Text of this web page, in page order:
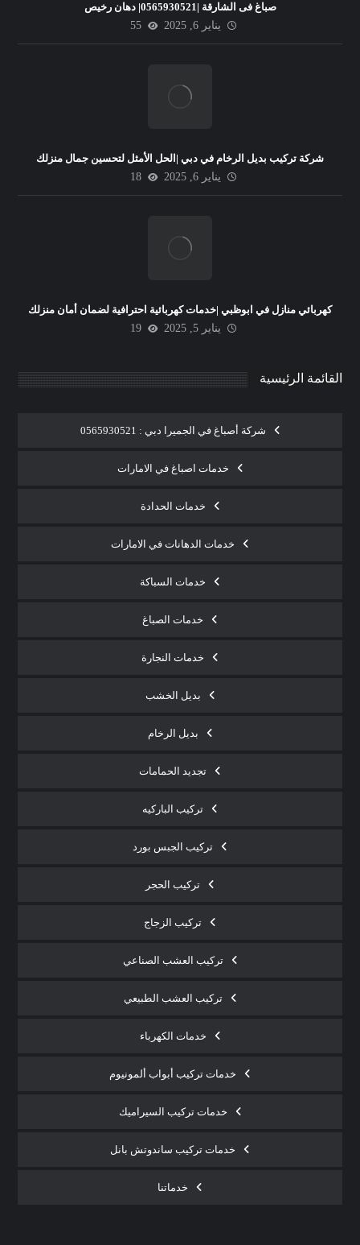
صباغ فى الشارقة |0565930521| دهان رخيص
يناير 6, 2025
55
شركة تركيب بديل الرخام في دبي |الحل الأمثل لتحسين جمال منزلك
يناير 6, 2025
18
كهربائي منازل في ابوظبي |خدمات كهربائية احترافية لضمان أمان منزلك
يناير 5, 2025
19
القائمة الرئيسية
شركة أصباغ في الجميرا دبي : 0565930521
خدمات اصباغ في الامارات
خدمات الحدادة
خدمات الدهانات في الامارات
خدمات السباكة
خدمات الصباغ
خدمات النجارة
بديل الخشب
بديل الرخام
تجديد الحمامات
تركيب الباركيه
تركيب الجبس بورد
تركيب الحجر
تركيب الزجاج
تركيب العشب الصناعي
تركيب العشب الطبيعي
خدمات الكهرباء
خدمات تركيب أبواب ألمونيوم
خدمات تركيب السيراميك
خدمات تركيب ساندوتش بانل
خدماتنا